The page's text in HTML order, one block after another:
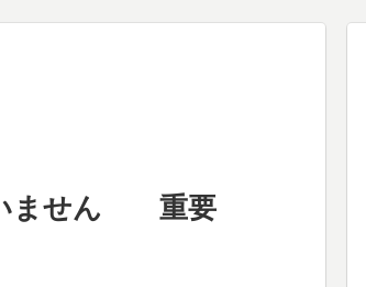
いません 重要